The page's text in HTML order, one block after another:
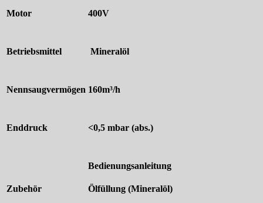
Motor 400V
Betriebsmittel Mineralöl
Nennsaugvermögen 160m³/h
Enddruck <0,5 mbar (abs.)
Zubehör
Bedienungsanleitung
Ölfüllung (Mineralöl)